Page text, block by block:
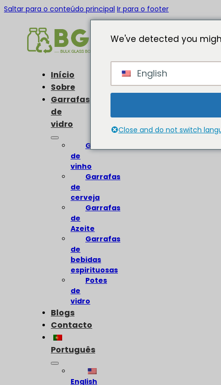
Saltar para o conteúdo principal Ir para o footer
Início
Sobre
Garrafas
de
vidro
Garrafas
de
vinho
Garrafas
de
cerveja
Garrafas
de
Azeite
Garrafas
de
bebidas
espirituosas
Potes
de
vidro
Blogs
Contacto
Português
English
We've detected you
English
Close and do not switch